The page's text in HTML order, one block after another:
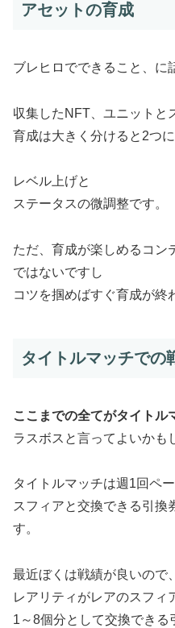
アセットの育成
ブレヒロでできること、に
収集したNFT、ユニットと
育成は大きく分けると2つ
レベル上げと
ステータスの微調整です。
ただ、育成が楽しめるコン
ではないですし
コツを掴めばすぐ育成が終
タイトルマッチでの
ここまでの全てがタイトル
ラスボスと言ってよいかも
タイトルマッチは週1回ペ
スフィアと交換できる引換
す。
最近ぼくは戦績が良いので
レアリティがレアのスフィ
1～8個分として交換できる